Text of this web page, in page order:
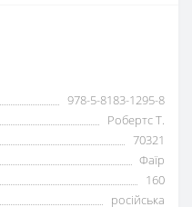
978-5-8183-1295-8
Робертс Т.
70321
Фаїр
160
російська